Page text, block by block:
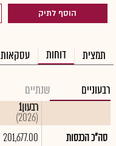
הוסף לתיק
תמצית דוחות עסקאות
רבעוניים שנתיים
רבעון1
(2026)
סה"כ הכנסות
201,677.00